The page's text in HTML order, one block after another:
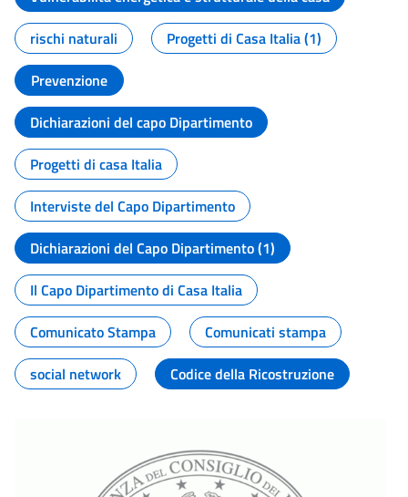
rischi naturali
Progetti di Casa Italia (1)
Prevenzione
Dichiarazioni del capo Dipartimento
Progetti di casa Italia
Interviste del Capo Dipartimento
Dichiarazioni del Capo Dipartimento (1)
Il Capo Dipartimento di Casa Italia
Comunicato Stampa
Comunicati stampa
social network
Codice della Ricostruzione